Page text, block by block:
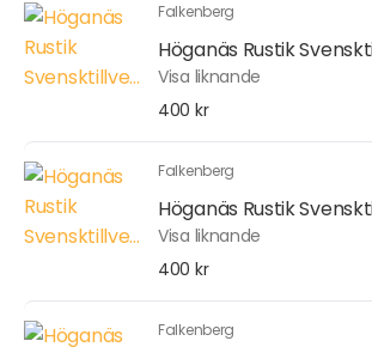
Falkenberg
Höganäs Rustik
Visa liknande
400 kr
Falkenberg
Höganäs Rustik
Visa liknande
400 kr
Falkenberg